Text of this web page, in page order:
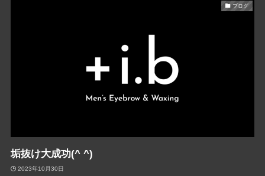
ブログ
垢抜け大成功(^ ^)
2023年10月30日